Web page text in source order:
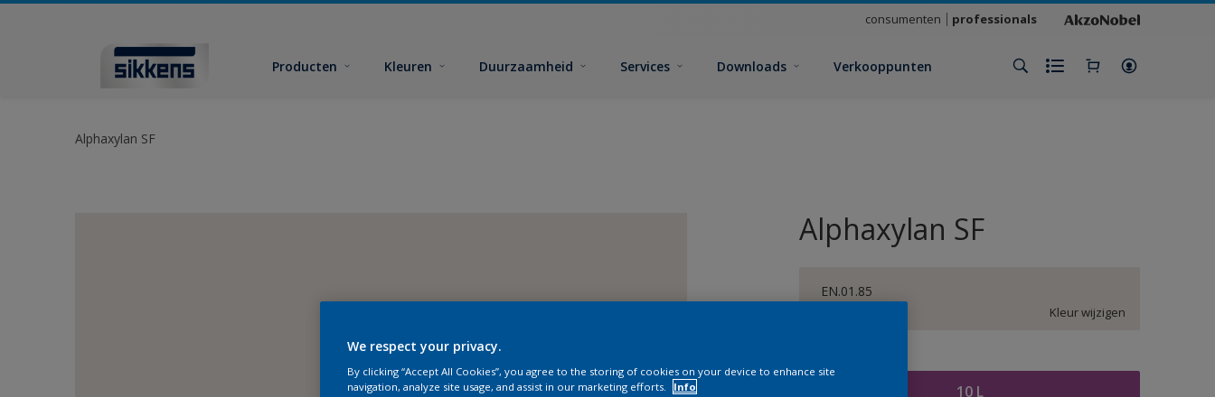
consumenten professionals
Producten Kleuren Duurzaamheid Services Downloads Verkooppunten
Alphaxylan SF
Alphaxylan SF
EN.01.85
Kleur wijzigen
10 L
We respect your privacy.
By clicking “Accept All Cookies”, you agree to the storing of cookies on your device to enhance site
navigation, analyze site usage, and assist in our marketing efforts.
Info